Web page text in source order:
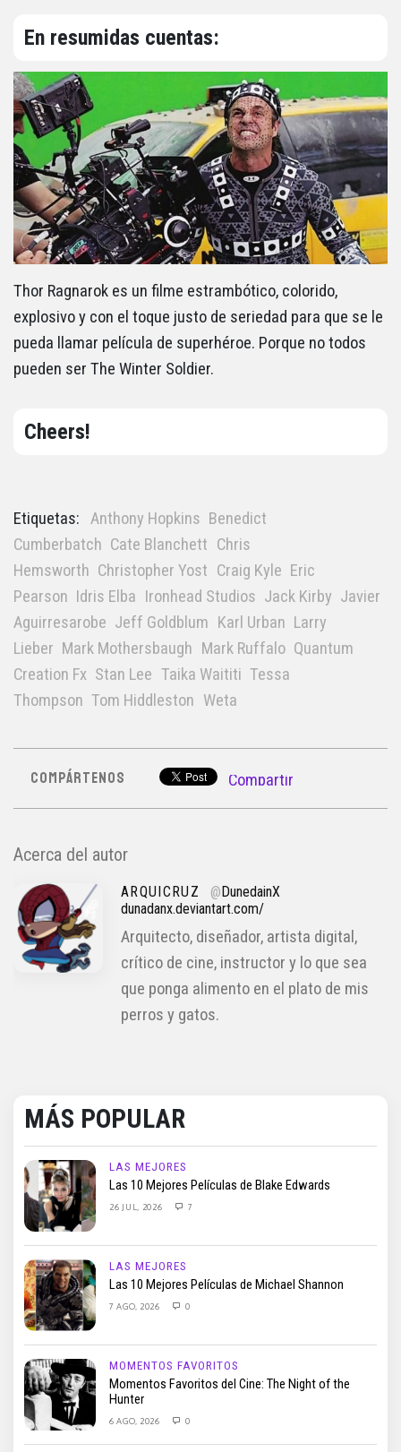
En resumidas cuentas:
Thor Ragnarok es un filme estrambótico, colorido,
explosivo y con el toque justo de seriedad para que se le
pueda llamar película de superhéroe. Porque no todos
pueden ser The Winter Soldier.
Cheers!
Etiquetas: Anthony Hopkins Benedict
Cumberbatch Cate Blanchett Chris
Hemsworth Christopher Yost Craig Kyle Eric
Pearson Idris Elba Ironhead Studios Jack Kirby Javier
Aguirresarobe Jeff Goldblum Karl Urban Larry
Lieber Mark Mothersbaugh Mark Ruffalo Quantum
Creation Fx Stan Lee Taika Waititi Tessa
Thompson Tom Hiddleston Weta
COMPÁRTENOS Compartir
Acerca del autor
ARQUICRUZ @ DunedainX
dunadanx.deviantart.com/
Arquitecto, diseñador, artista digital,
crítico de cine, instructor y lo que sea
que ponga alimento en el plato de mis
perros y gatos.
MÁS POPULAR
LAS MEJORES
Las 10 Mejores Películas de Blake Edwards
26 JUL, 2026 7
LAS MEJORES
Las 10 Mejores Películas de Michael Shannon
7 AGO, 2026 0
MOMENTOS FAVORITOS
Momentos Favoritos del Cine: The Night of the
Hunter
6 AGO, 2026 0